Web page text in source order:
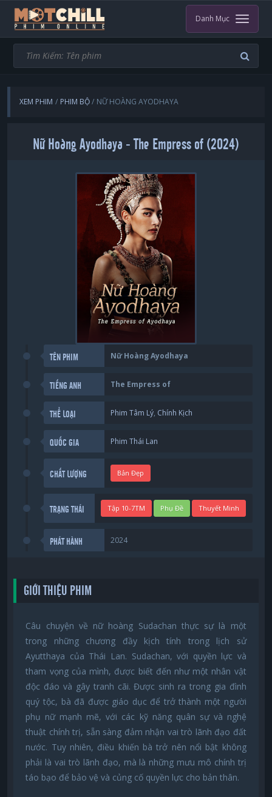
Danh Mục
XEM PHIM PHIM BỘ NỮ HOÀNG AYODHAYA
Nữ Hoàng Ayodhaya - The Empress of (2024)
TÊN PHIM Nữ Hoàng Ayodhaya
TIẾNG ANH The Empress of
THỂ LOẠI Phim Tâm Lý, Chính Kịch
QUỐC GIA Phim Thái Lan
CHẤT LƯỢNG Bản Đẹp
TRẠNG THÁI Tập 10-7TM Phụ Đề Thuyết Minh
PHÁT HÀNH 2024
GIỚI THIỆU PHIM
Câu chuyện về nữ hoàng Sudachan thực sự là một
trong những chương đầy kịch tính trong lịch sử
Ayutthaya của Thái Lan. Sudachan, với quyền lực và
tham vọng của mình, được biết đến như một nhân vật
độc đáo và gây tranh cãi. Được sinh ra trong gia đình
quý tộc, bà đã được giáo dục để trở thành một người
phụ nữ mạnh mẽ, với các kỹ năng quân sự và nghệ
thuật chính trị, sẵn sàng đảm nhận vai trò lãnh đạo đất
nước. Tuy nhiên, điều khiến bà trở nên nổi bật không
phải là vai trò lãnh đạo, mà là những mưu mô chính trị
táo bạo để bảo vệ và củng cố quyền lực cho bản thân.